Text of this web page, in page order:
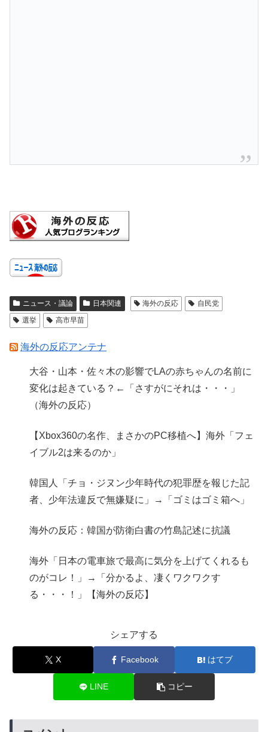
ニュース・議論 日本関連 海外の反応
自民党
選挙
高市早苗
海外の反応アンテナ
大谷・山本・佐々木の影響でLAの赤ちゃんの名前に
変化は起きている？←「さすがにそれは・・・」
（海外の反応）
【Xbox360の名作、まさかのPC移植へ】海外「フェ
イブル2は来るのか」
韓国人「チョ・ジヌン少年時代の犯罪歴を報じた記
者、少年法違反で無嫌疑に」→「ゴミはゴミ箱へ」
海外の反応：韓国が防衛白書の竹島記述に抗議
海外「日本の電車旅で最高に気分を上げてくれるも
のがコレ！」→「分かるよ、凄くワクワクす
る・・・！」【海外の反応】
シェアする
X Facebook はてブ
LINE コピー